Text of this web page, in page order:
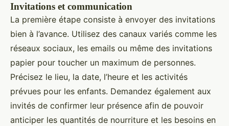
Invitations et communication
La première étape consiste à envoyer des invitations
bien à l’avance. Utilisez des canaux variés comme les
réseaux sociaux, les emails ou même des invitations
papier pour toucher un maximum de personnes.
Précisez le lieu, la date, l’heure et les activités
prévues pour les enfants. Demandez également aux
invités de confirmer leur présence afin de pouvoir
anticiper les quantités de nourriture et les besoins en